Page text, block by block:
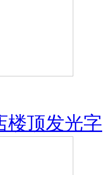
楼顶发光字